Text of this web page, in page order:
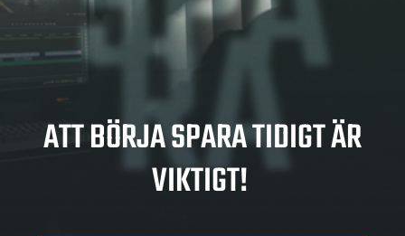
RA
ATT BÖRJA SPARA TIDIGT ÄR
VIKTIGT!